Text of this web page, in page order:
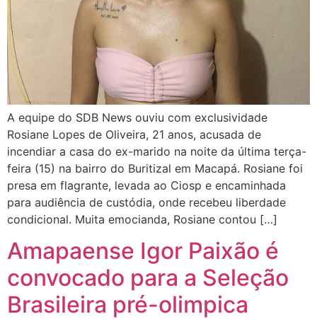
A equipe do SDB News ouviu com exclusividade
Rosiane Lopes de Oliveira, 21 anos, acusada de
incendiar a casa do ex-marido na noite da última terça-
feira (15) na bairro do Buritizal em Macapá. Rosiane foi
presa em flagrante, levada ao Ciosp e encaminhada
para audiência de custódia, onde recebeu liberdade
condicional. Muita emocianda, Rosiane contou […]
Amapaense Igor Paixão é
convocado para a Seleção
Brasileira pré-olimpica